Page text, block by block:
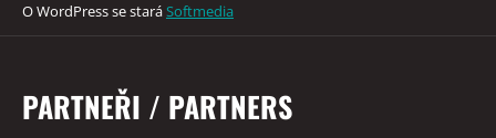
O WordPress se staráSoftmedia
PARTNEŘI / PARTNERS